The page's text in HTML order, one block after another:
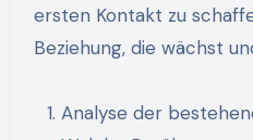
ersten Kontakt zu
Beziehung, die wächst
Analyse der